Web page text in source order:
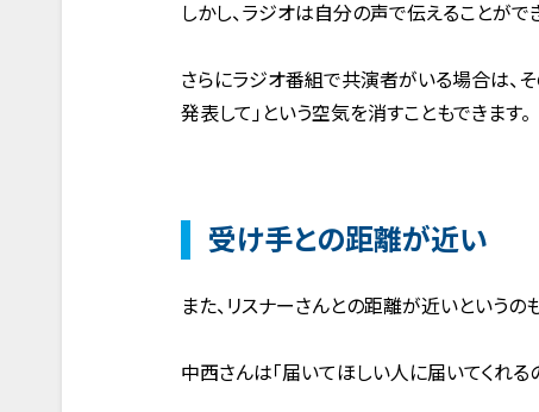
しかし、ラジオは自分の声で伝えることがで
さらにラジオ番組で共演者がいる場合は、そ
発表して」という空気を消すこともできます。
受け手との距離が近い
また、リスナーさんとの距離が近いというの
中西さんは「届いてほしい人に届いてくれる